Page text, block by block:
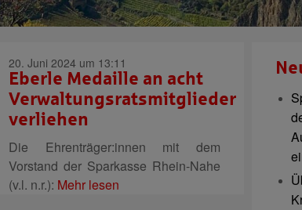
20. Juni 2024 um 13:11
Eberle Medaille an acht
Verwaltungsratsmitglieder
verliehen
Die Ehrenträger:innen mit dem
Vorstand der Sparkasse Rhein-Nahe
(v.l. n.r.): Mehr lesen